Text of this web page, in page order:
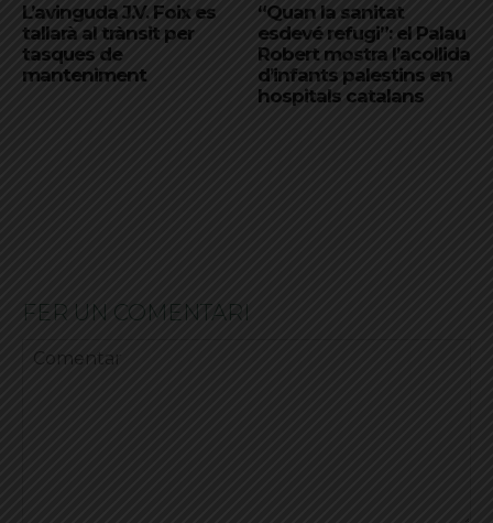
L’avinguda J.V. Foix es
tallarà al trànsit per
tasques de
manteniment
“Quan la sanitat
esdevé refugi”: el Palau
Robert mostra l’acollida
d’infants palestins en
hospitals catalans
FER UN COMENTARI